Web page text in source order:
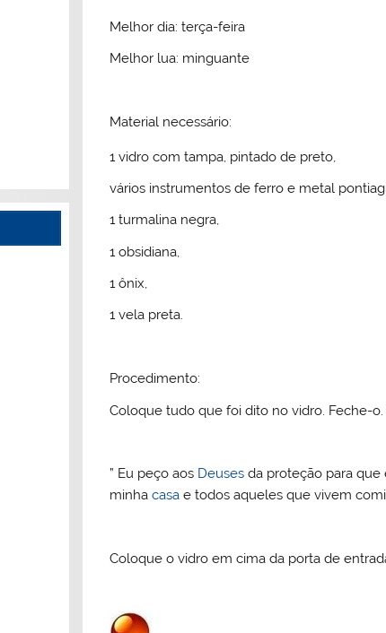
Melhor dia: terça-feira
Melhor lua: minguante
Material necessário:
1 vidro com tampa, pintado de preto,
vários instrumentos de ferro e metal
1 turmalina negra,
1 obsidiana,
1 ônix,
1 vela preta.
Procedimento:
Coloque tudo que foi dito no vidro. Feche-
” Eu peço aos Deuses da proteção para que
minhacasa e todos aqueles que vivem
Coloque o vidro em cima da porta de